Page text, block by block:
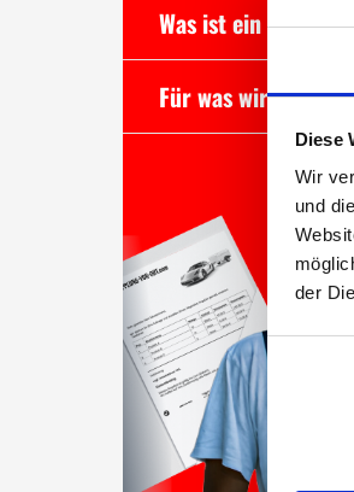
Diese
Wir
und
der
Was ist ein
Für was wird eine